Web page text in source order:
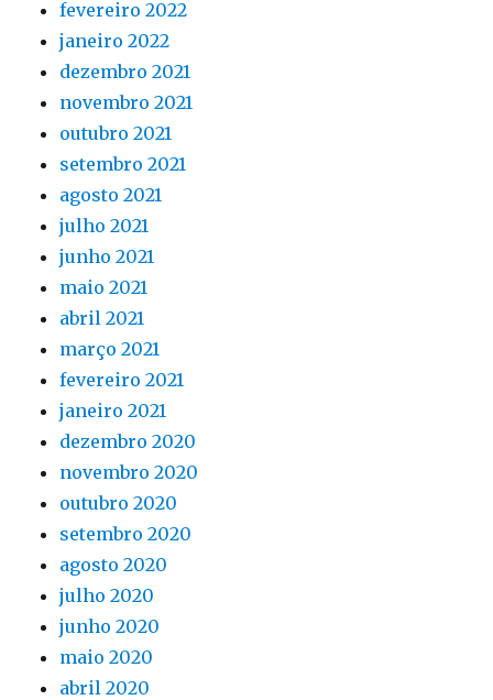
fevereiro 2022
janeiro 2022
dezembro 2021
novembro 2021
outubro 2021
setembro 2021
agosto 2021
julho 2021
junho 2021
maio 2021
abril 2021
março 2021
fevereiro 2021
janeiro 2021
dezembro 2020
novembro 2020
outubro 2020
setembro 2020
agosto 2020
julho 2020
junho 2020
maio 2020
abril 2020